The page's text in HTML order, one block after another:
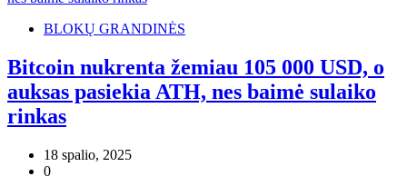
BLOKŲ GRANDINĖS
Bitcoin nukrenta žemiau 105 000 USD, o
auksas pasiekia ATH, nes baimė sulaiko
rinkas
18 spalio, 2025
0